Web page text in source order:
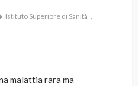
Istituto Superiore di Sanità
malattia rara ma